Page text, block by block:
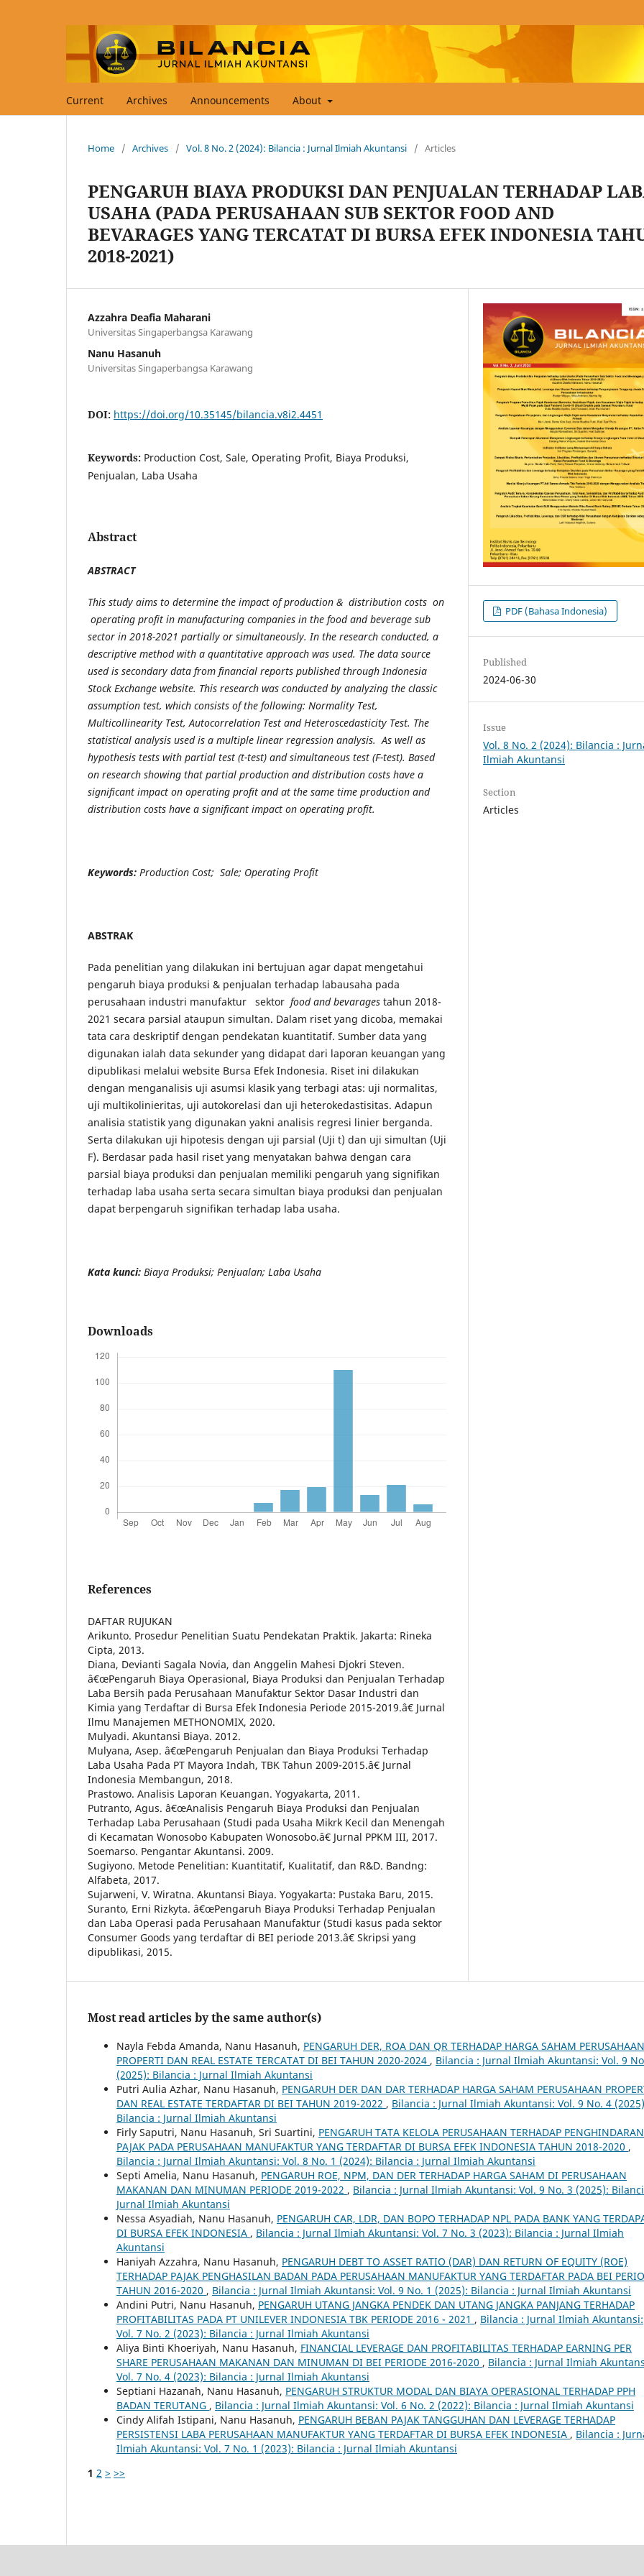
Current Archives Announcements About
Home / Archives / Vol. 8 No. 2 (2024): Bilancia : Jurnal Ilmiah Akuntansi / Articles
PENGARUH BIAYA PRODUKSI DAN PENJUALAN TERHADAP
USAHA (PADA PERUSAHAAN SUB SEKTOR FOOD AND
BEVARAGES YANG TERCATAT DI BURSA EFEK INDONESIA
2018-2021)
Azzahra Deafia Maharani
Universitas Singaperbangsa Karawang
Nanu Hasanuh
Universitas Singaperbangsa Karawang
DOI: https://doi.org/10.35145/bilancia.v8i2.4451
Keywords: Production Cost, Sale, Operating Profit, Biaya Produksi,
Penjualan, Laba Usaha
Abstract
ABSTRACT
This study aims to determine the impact of production & distribution costs on
operating profit in manufacturing companies in the food and beverage sub
sector in 2018-2021 partially or simultaneously. In the research conducted, a
descriptive method with a quantitative approach was used. The data source
used is secondary data from financial reports published through Indonesia
Stock Exchange website. This research was conducted by analyzing the classic
assumption test, which consists of the following: Normality Test,
Multicollinearity Test, Autocorrelation Test and Heteroscedasticity Test. The
statistical analysis used is a multiple linear regression analysis. As well as
hypothesis tests with partial test (t-test) and simultaneous test (F-test). Based
on research showing that partial production and distribution costs have a
significant impact on operating profit and at the same time production and
distribution costs have a significant impact on operating profit.
Keywords: Production Cost; Sale; Operating Profit
ABSTRAK
Pada penelitian yang dilakukan ini bertujuan agar dapat mengetahui
pengaruh biaya produksi & penjualan terhadap labausaha pada
perusahaan industri manufaktur sektor food and bevarages tahun 2018-
2021 secara parsial ataupun simultan. Dalam riset yang dicoba, memakai
tata cara deskriptif dengan pendekatan kuantitatif. Sumber data yang
digunakan ialah data sekunder yang didapat dari laporan keuangan yang
dipublikasi melalui website Bursa Efek Indonesia. Riset ini dilakukan
dengan menganalisis uji asumsi klasik yang terbagi atas: uji normalitas,
uji multikolinieritas, uji autokorelasi dan uji heterokedastisitas. Adapun
analisia statistik yang digunakan yakni analisis regresi linier berganda.
Serta dilakukan uji hipotesis dengan uji parsial (Uji t) dan uji simultan (Uji
F). Berdasar pada hasil riset yang menyatakan bahwa dengan cara
parsial biaya produksi dan penjualan memiliki pengaruh yang signifikan
terhadap laba usaha serta secara simultan biaya produksi dan penjualan
dapat berpengaruh signifikan terhadap laba usaha.
Kata kunci: Biaya Produksi; Penjualan; Laba Usaha
Downloads
References
DAFTAR RUJUKAN
Arikunto. Prosedur Penelitian Suatu Pendekatan Praktik. Jakarta: Rineka
Cipta, 2013.
Diana, Devianti Sagala Novia, dan Anggelin Mahesi Djokri Steven.
â€œPengaruh Biaya Operasional, Biaya Produksi dan Penjualan Terhadap
Laba Bersih pada Perusahaan Manufaktur Sektor Dasar Industri dan
Kimia yang Terdaftar di Bursa Efek Indonesia Periode 2015-2019.â€ Jurnal
Ilmu Manajemen METHONOMIX, 2020.
Mulyadi. Akuntansi Biaya. 2012.
Mulyana, Asep. â€œPengaruh Penjualan dan Biaya Produksi Terhadap
Laba Usaha Pada PT Mayora Indah, TBK Tahun 2009-2015.â€ Jurnal
Indonesia Membangun, 2018.
Prastowo. Analisis Laporan Keuangan. Yogyakarta, 2011.
Putranto, Agus. â€œAnalisis Pengaruh Biaya Produksi dan Penjualan
Terhadap Laba Perusahaan (Studi pada Usaha Mikrk Kecil dan Menengah
di Kecamatan Wonosobo Kabupaten Wonosobo.â€ Jurnal PPKM III, 2017.
Soemarso. Pengantar Akuntansi. 2009.
Sugiyono. Metode Penelitian: Kuantitatif, Kualitatif, dan R&D. Bandng:
Alfabeta, 2017.
Sujarweni, V. Wiratna. Akuntansi Biaya. Yogyakarta: Pustaka Baru, 2015.
Suranto, Erni Rizkyta. â€œPengaruh Biaya Produksi Terhadap Penjualan
dan Laba Operasi pada Perusahaan Manufaktur (Studi kasus pada sektor
Consumer Goods yang terdaftar di BEI periode 2013.â€ Skripsi yang
dipublikasi, 2015.
PDF (Bahasa Indonesia)
Published
2024-06-30
Issue
Vol. 8 No. 2 (2024): Bilancia :
Ilmiah Akuntansi
Section
Articles
Most read articles by the same author(s)
Nayla Febda Amanda, Nanu Hasanuh, PENGARUH DER, ROA DAN QR TERHADAP HARGA SAHAM PERUSAHAAN
PROPERTI DAN REAL ESTATE TERCATAT DI BEI TAHUN 2020-2024 , Bilancia : Jurnal Ilmiah Akuntansi: Vol. 9
(2025): Bilancia : Jurnal Ilmiah Akuntansi
Putri Aulia Azhar, Nanu Hasanuh, PENGARUH DER DAN DAR TERHADAP HARGA SAHAM PERUSAHAAN
DAN REAL ESTATE TERDAFTAR DI BEI TAHUN 2019-2022 , Bilancia : Jurnal Ilmiah Akuntansi: Vol. 9 No. 4
Bilancia : Jurnal Ilmiah Akuntansi
Firly Saputri, Nanu Hasanuh, Sri Suartini, PENGARUH TATA KELOLA PERUSAHAAN TERHADAP PENGHINDARAN
PAJAK PADA PERUSAHAAN MANUFAKTUR YANG TERDAFTAR DI BURSA EFEK INDONESIA TAHUN 2018-2020 ,
Bilancia : Jurnal Ilmiah Akuntansi: Vol. 8 No. 1 (2024): Bilancia : Jurnal Ilmiah Akuntansi
Septi Amelia, Nanu Hasanuh, PENGARUH ROE, NPM, DAN DER TERHADAP HARGA SAHAM DI PERUSAHAAN
MAKANAN DAN MINUMAN PERIODE 2019-2022 , Bilancia : Jurnal Ilmiah Akuntansi: Vol. 9 No. 3 (2025):
Jurnal Ilmiah Akuntansi
Nessa Asyadiah, Nanu Hasanuh, PENGARUH CAR, LDR, DAN BOPO TERHADAP NPL PADA BANK YANG
DI BURSA EFEK INDONESIA , Bilancia : Jurnal Ilmiah Akuntansi: Vol. 7 No. 3 (2023): Bilancia : Jurnal Ilmiah
Akuntansi
Haniyah Azzahra, Nanu Hasanuh, PENGARUH DEBT TO ASSET RATIO (DAR) DAN RETURN OF EQUITY (ROE)
TERHADAP PAJAK PENGHASILAN BADAN PADA PERUSAHAAN MANUFAKTUR YANG TERDAFTAR PADA BEI
TAHUN 2016-2020 , Bilancia : Jurnal Ilmiah Akuntansi: Vol. 9 No. 1 (2025): Bilancia : Jurnal Ilmiah Akuntansi
Andini Putri, Nanu Hasanuh, PENGARUH UTANG JANGKA PENDEK DAN UTANG JANGKA PANJANG TERHADAP
PROFITABILITAS PADA PT UNILEVER INDONESIA TBK PERIODE 2016 - 2021 , Bilancia : Jurnal Ilmiah Akuntansi:
Vol. 7 No. 2 (2023): Bilancia : Jurnal Ilmiah Akuntansi
Aliya Binti Khoeriyah, Nanu Hasanuh, FINANCIAL LEVERAGE DAN PROFITABILITAS TERHADAP EARNING PER
SHARE PERUSAHAAN MAKANAN DAN MINUMAN DI BEI PERIODE 2016-2020 , Bilancia : Jurnal Ilmiah
Vol. 7 No. 4 (2023): Bilancia : Jurnal Ilmiah Akuntansi
Septiani Hazanah, Nanu Hasanuh, PENGARUH STRUKTUR MODAL DAN BIAYA OPERASIONAL TERHADAP PPH
BADAN TERUTANG , Bilancia : Jurnal Ilmiah Akuntansi: Vol. 6 No. 2 (2022): Bilancia : Jurnal Ilmiah Akuntansi
Cindy Alifah Istipani, Nanu Hasanuh, PENGARUH BEBAN PAJAK TANGGUHAN DAN LEVERAGE TERHADAP
PERSISTENSI LABA PERUSAHAAN MANUFAKTUR YANG TERDAFTAR DI BURSA EFEK INDONESIA , Bilancia :
Ilmiah Akuntansi: Vol. 7 No. 1 (2023): Bilancia : Jurnal Ilmiah Akuntansi
1 2 > >>